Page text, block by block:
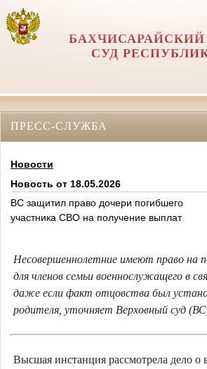
СУД
ПРЕСС-СЛУЖБА
Новости
Новость от 18.05.2026
ВС защитил право дочери погибшего
участника СВО на получение выплат
Несовершеннолетние имеют право на
для членов семьи военнослужащего в
даже если факт отцовства был
родителя, уточняет Верховный суд
Высшая инстанция рассмотрела дело о